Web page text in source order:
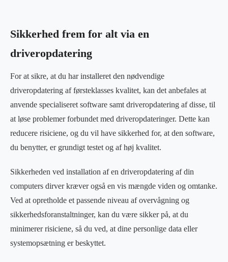
Sikkerhed frem for alt via en
driveropdatering
For at sikre, at du har installeret den nødvendige
driveropdatering af førsteklasses kvalitet, kan det anbefales at
anvende specialiseret software samt driveropdatering af disse, til
at løse problemer forbundet med driveropdateringer. Dette kan
reducere risiciene, og du vil have sikkerhed for, at den software,
du benytter, er grundigt testet og af høj kvalitet.
Sikkerheden ved installation af en driveropdatering af din
computers dirver kræver også en vis mængde viden og omtanke.
Ved at opretholde et passende niveau af overvågning og
sikkerhedsforanstaltninger, kan du være sikker på, at du
minimerer risiciene, så du ved, at dine personlige data eller
systemopsætning er beskyttet.